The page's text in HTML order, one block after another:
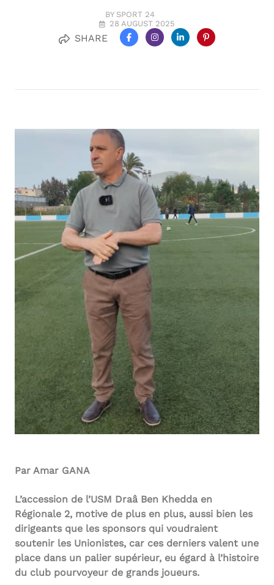
BY SPORT 24
28 AUGUST 2025
SHARE
Par Amar GANA
L’accession de l’USM Draâ Ben Khedda en
Régionale 2, motive de plus en plus, aussi bien les
dirigeants que les sponsors qui voudraient
soutenir les Unionistes, car ces derniers valent une
place dans un palier supérieur, eu égard à l’histoire
du club pourvoyeur de grands joueurs.